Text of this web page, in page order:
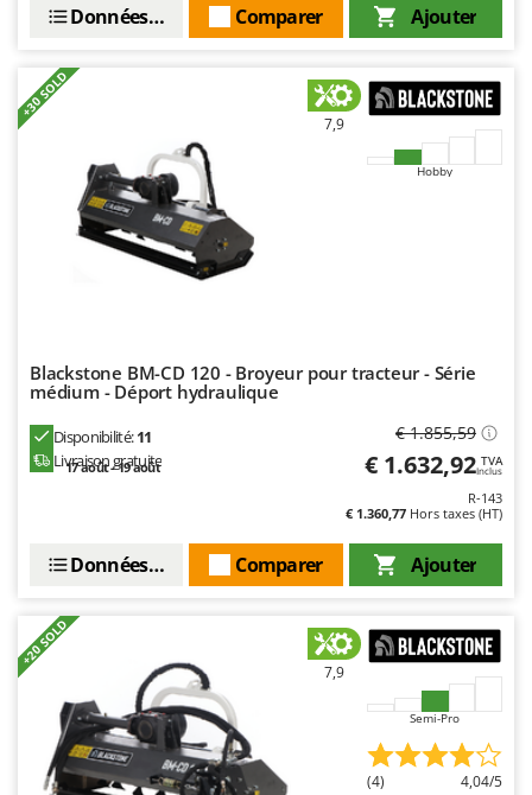
Ajouter
Comparer
Données techniques
+30 SOLD
7,9
Hobby
Blackstone BM-CD 120 - Broyeur pour tracteur - Série
médium - Déport hydraulique
Disponibilité:11
Livraison gratuite
17 août - 19 août
€ 1.855,59
€ 1.632,92 TVA
Inclus
R-143
€ 1.360,77 Hors taxes (HT)
Ajouter
Comparer
Données techniques
+20 SOLD
7,9
Semi-Pro
(4) 4,04/5